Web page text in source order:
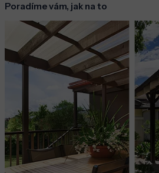
Poradíme vám, jak na to